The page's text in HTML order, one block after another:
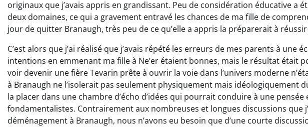
originaux que j’avais appris en grandissant. Peu de considération éducative a
deux domaines, ce qui a gravement entravé les chances de ma fille de
jour de quitter Branaugh, très peu de ce qu’elle a appris la préparerait à réussir
C’est alors que j’ai réalisé que j’avais répété les erreurs de mes parents à une
intentions en emmenant ma fille à Ne’er étaient bonnes, mais le résultat était
voir devenir une fière Tevarin prête à ouvrir la voie dans l’univers moderne
à Branaugh ne l’isolerait pas seulement physiquement mais idéologiquement
la placer dans une chambre d’écho d’idées qui pourrait conduire à une
fondamentalistes. Contrairement aux nombreuses et longues discussions que
déménagement à Branaugh, nous n’avons eu besoin que d’une courte